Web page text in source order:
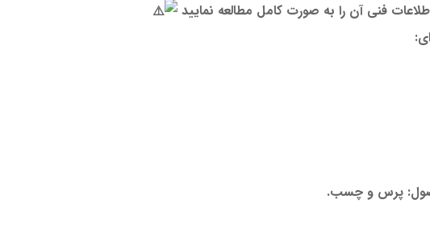
فنی آن را به صورت کامل مطالعه نمایید
پرس و چسب.